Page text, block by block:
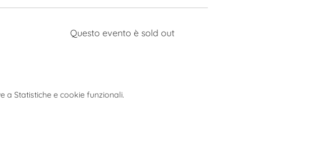
Questo evento è sold out
a Statistiche e cookie funzionali.